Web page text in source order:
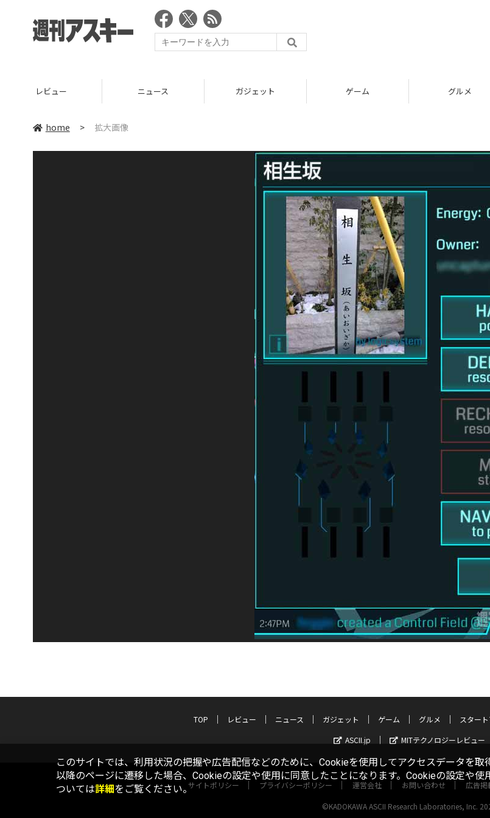
レビュー ニュース ガジェット ゲーム グルメ
home > 拡大画像
TOP レビュー ニュース ガジェット ゲーム グルメ スター
ASCII.jp
MITテクノロジーレビュー
サイトポリシー プライバシーポリシー 運営会社 お問い合わせ 広告掲
©KADOKAWA ASCII Research Laboratories, Inc.
このサイトでは、利用状況の把握や広告配信などのために、Cookieを使用してアクセスデータを取
以降のページに遷移した場合、Cookieの設定や使用に同意したことになります。Cookieの設定や使
ついては詳細をご覧ください。